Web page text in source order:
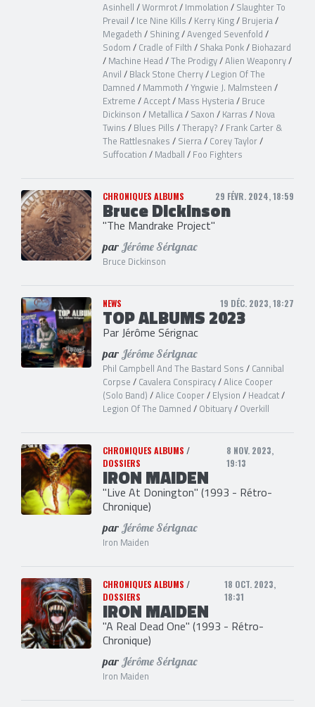
Asinhell /Wormrot/ Immolation / Slaughter To
Prevail / Ice Nine Kills / Kerry King/ Brujeria/
Megadeth / Shining/Avenged Sevenfold /
Sodom / Cradle of Filth / Shaka Ponk/ Biohazard
/ Machine Head /The Prodigy/Alien Weaponry/
Anvil / Black Stone Cherry/ Legion Of The
Damned / Mammoth /Yngwie J. Malmsteen /
Extreme /Accept/ Mass Hysteria/ Bruce
Dickinson / Metallica/ Saxon / Karras / Nova
Twins / Blues Pills /Therapy? / Frank Carter &
The Rattlesnakes / Sierra/ Corey Taylor/
Suffocation / Madball / Foo Fighters
CHRONIQUES ALBUMS 29 FÉVR. 2024, 18:59
Bruce Dickinson
"The Mandrake Project"
par Jérôme Sérignac
Bruce Dickinson
NEWS 19 DÉC. 2023, 18:27
TOP ALBUMS 2023
Par Jérôme Sérignac
par Jérôme Sérignac
Phil Campbell And The Bastard Sons / Cannibal
Corpse / Cavalera Conspiracy/Alice Cooper
(Solo Band) /Alice Cooper/ Elysion / Headcat/
Legion Of The Damned / Obituary/ Overkill
CHRONIQUES ALBUMS /
DOSSIERS
8 NOV. 2023,
19:13
IRON MAIDEN
"Live At Donington" (1993 - Rétro-
Chronique)
par Jérôme Sérignac
Iron Maiden
CHRONIQUES ALBUMS /
DOSSIERS
18 OCT. 2023,
18:31
IRON MAIDEN
"A Real Dead One" (1993 - Rétro-
Chronique)
par Jérôme Sérignac
Iron Maiden